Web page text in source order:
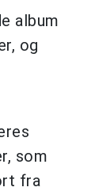
album
og
som
fra